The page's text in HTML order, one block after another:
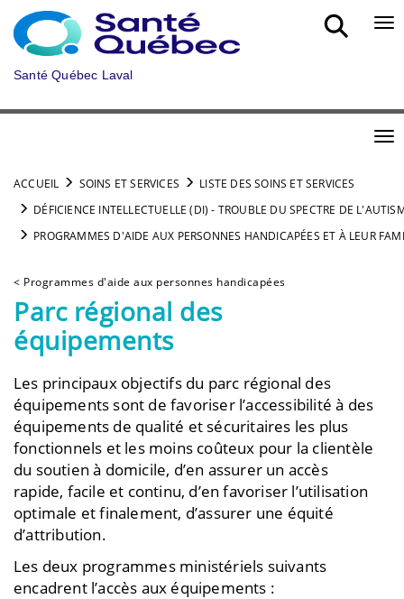
Aller au menu principal
Santé Québec Laval
ACCUEIL SOINS ET SERVICES
LISTE DES SOINS ET SERVICES
DÉFICIENCE INTELLECTUELLE (DI) - TROUBLE DU SPECTRE DE
PROGRAMMES D'AIDE AUX PERSONNES HANDICAPÉES ET À LEUR
< Programmes d'aide aux personnes handicapées
Parc régional des
équipements
Les principaux objectifs du parc régional des
équipements sont de favoriser l’accessibilité à des
équipements de qualité et sécuritaires les plus
fonctionnels et les moins coûteux pour la clientèle
du soutien à domicile, d’en assurer un accès
rapide, facile et continu, d’en favoriser l’utilisation
optimale et finalement, d’assurer une équité
d’attribution.
Les deux programmes ministériels suivants
encadrent l’accès aux équipements :